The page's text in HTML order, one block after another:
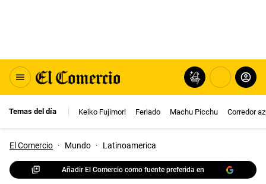
Temas del día Keiko Fujimori Feriado Machu Picchu Corredor
El Comercio · Mundo · Latinoamerica
Añadir El Comercio como fuente preferida en